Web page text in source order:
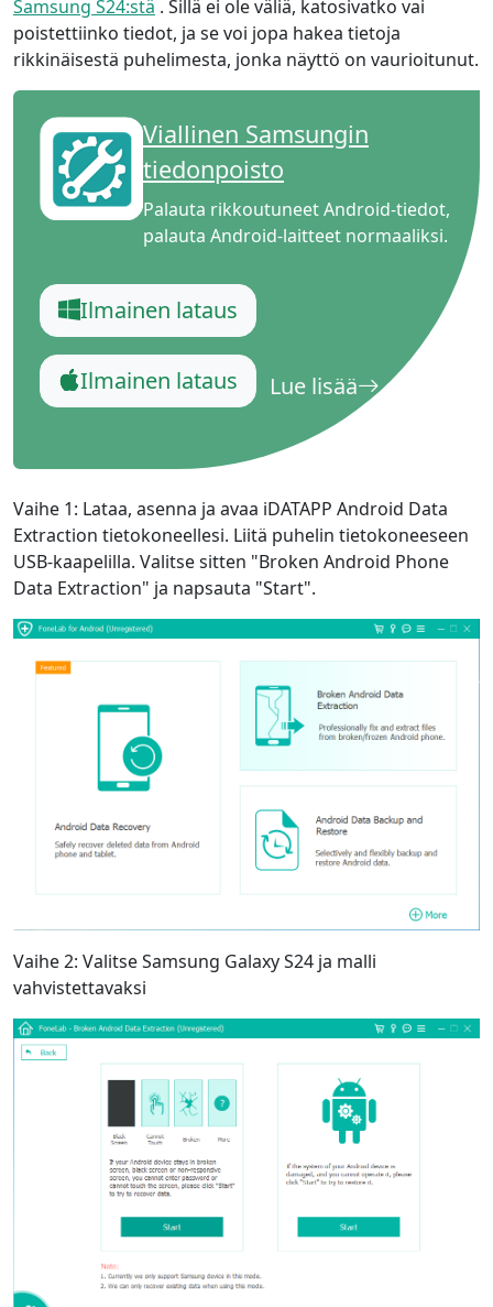
Samsung S24:stä . Sillä ei ole väliä, katosivatko vai
poistettiinko tiedot, ja se voi jopa hakea tietoja
rikkinäisestä puhelimesta, jonka näyttö on vaurioitunut.
Viallinen Samsungin
tiedonpoisto
Palauta rikkoutuneet Android-tiedot,
palauta Android-laitteet normaaliksi.
Ilmainen lataus
Ilmainen lataus Lue lisää
Vaihe 1: Lataa, asenna ja avaa iDATAPP Android Data
Extraction tietokoneellesi. Liitä puhelin tietokoneeseen
USB-kaapelilla. Valitse sitten "Broken Android Phone
Data Extraction" ja napsauta "Start".
Vaihe 2: Valitse Samsung Galaxy S24 ja malli
vahvistettavaksi